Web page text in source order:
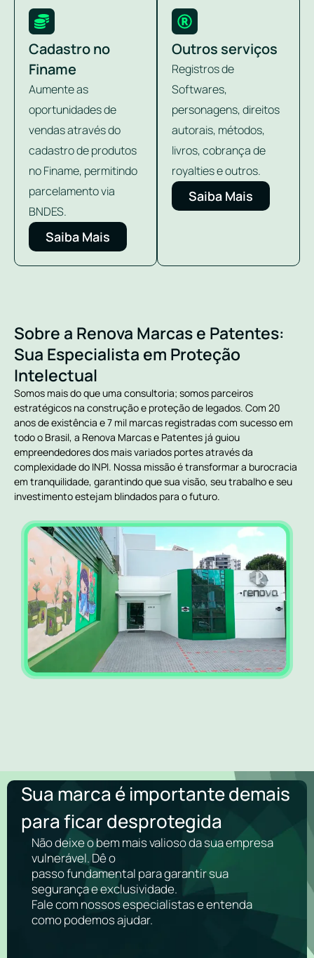
Cadastro no
Finame
Aumente as
oportunidades de
vendas através do
cadastro de produtos
no Finame, permitindo
parcelamento via
BNDES.
Saiba Mais
Outros serviços
Registros de
Softwares,
personagens, direitos
autorais, métodos,
livros, cobrança de
royalties e outros.
Saiba Mais
Sobre a Renova Marcas e Patentes:
Sua Especialista em Proteção
Intelectual
Somos mais do que uma consultoria; somos parceiros
estratégicos na construção e proteção de legados. Com 20
anos de existência e 7 mil marcas registradas com sucesso em
todo o Brasil, a Renova Marcas e Patentes já guiou
empreendedores dos mais variados portes através da
complexidade do INPI. Nossa missão é transformar a burocracia
em tranquilidade, garantindo que sua visão, seu trabalho e seu
investimento estejam blindados para o futuro.
Sua marca é importante demais
para ficar desprotegida
Não deixe o bem mais valioso da sua empresa
vulnerável. Dê o
passo fundamental para garantir sua
segurança e exclusividade.
Fale com nossos especialistas e entenda
como podemos ajudar.